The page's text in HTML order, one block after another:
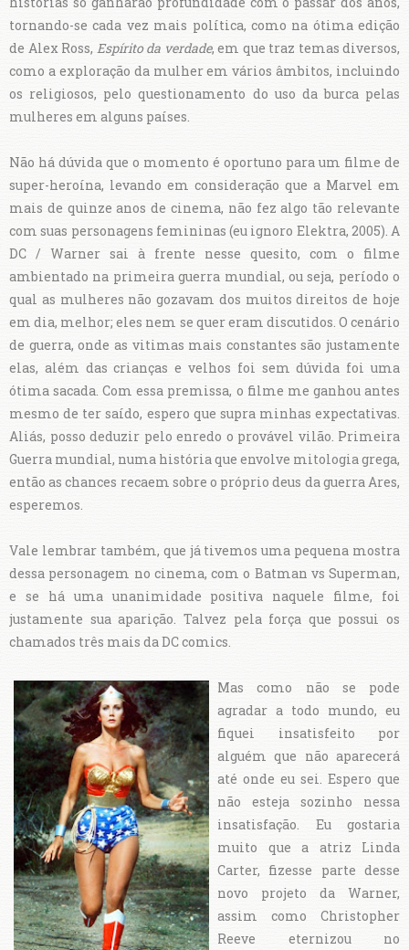
tornando-se cada vez mais política, como na ótima edição
de Alex Ross, Espírito da verdade, em que traz temas diversos,
como a exploração da mulher em vários âmbitos, incluindo
os religiosos, pelo questionamento do uso da burca pelas
mulheres em alguns países.
Não há dúvida que o momento é oportuno para um filme de
super-heroína, levando em consideração que a Marvel em
mais de quinze anos de cinema, não fez algo tão relevante
com suas personagens femininas (eu ignoro Elektra, 2005). A
DC / Warner sai à frente nesse quesito, com o filme
ambientado na primeira guerra mundial, ou seja, período o
qual as mulheres não gozavam dos muitos direitos de hoje
em dia, melhor; eles nem se quer eram discutidos. O cenário
de guerra, onde as vitimas mais constantes são justamente
elas, além das crianças e velhos foi sem dúvida foi uma
ótima sacada. Com essa premissa, o filme me ganhou antes
mesmo de ter saído, espero que supra minhas expectativas.
Aliás, posso deduzir pelo enredo o provável vilão. Primeira
Guerra mundial, numa história que envolve mitologia grega,
então as chances recaem sobre o próprio deus da guerra Ares,
esperemos.
Vale lembrar também, que já tivemos uma pequena mostra
dessa personagem no cinema, com o Batman vs Superman,
e se há uma unanimidade positiva naquele filme, foi
justamente sua aparição. Talvez pela força que possui os
chamados três mais da DC comics.
Mas como não se pode
agradar a todo mundo, eu
fiquei insatisfeito por
alguém que não aparecerá
até onde eu sei. Espero que
não esteja sozinho nessa
insatisfação. Eu gostaria
muito que a atriz Linda
Carter, fizesse parte desse
novo projeto da Warner,
assim como Christopher
Reeve eternizou no